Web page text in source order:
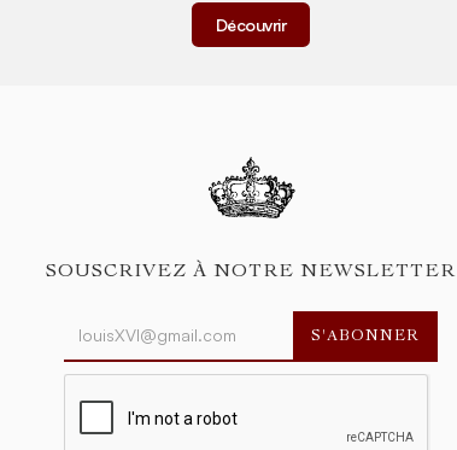
Découvrir
SOUSCRIVEZ À NOTRE NEWSLETTER